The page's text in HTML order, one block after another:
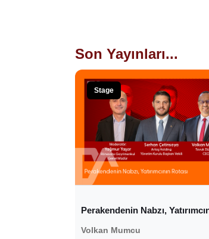
Son Yayınları...
Stage
Perakendenin Nabzı,
Volkan Mumcu